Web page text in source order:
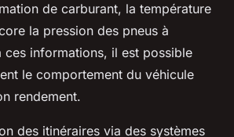
de carburant, la température
la pression des pneus à
ces informations, il est possible
le comportement du véhicule
rendement.
des itinéraires via des systèmes